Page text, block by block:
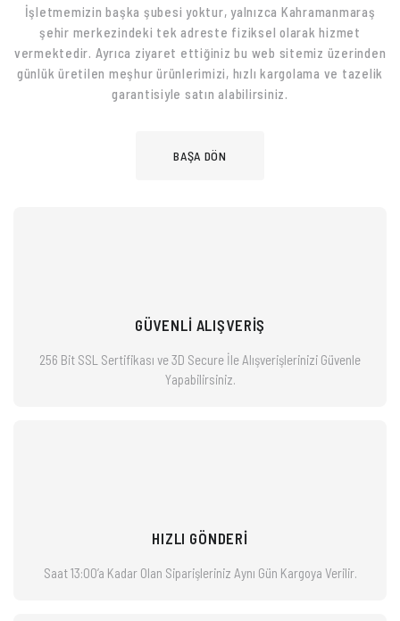
İşletmemizin başka şubesi yoktur, yalnızca Kahramanmaraş
şehir merkezindeki tek adreste fiziksel olarak hizmet
vermektedir. Ayrıca ziyaret ettiğiniz bu web sitemiz üzerinden
günlük üretilen meşhur ürünlerimizi, hızlı kargolama ve tazelik
garantisiyle satın alabilirsiniz.
BAŞA DÖN
GÜVENLİ ALIŞVERİŞ
256 Bit SSL Sertifikası ve 3D Secure İle Alışverişlerinizi Güvenle
Yapabilirsiniz.
HIZLI GÖNDERİ
Saat 13:00’a Kadar Olan Siparişleriniz Aynı Gün Kargoya Verilir.